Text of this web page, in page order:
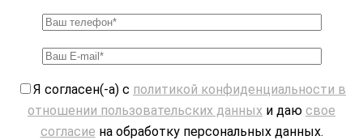
Я согласен(-а) с политикой конфиденциальности в
отношении пользовательских данных и даю свое
согласие на обработку персональных данных.